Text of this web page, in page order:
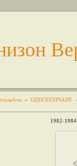
»ОДНОПОЛЧАНЕ
1982-